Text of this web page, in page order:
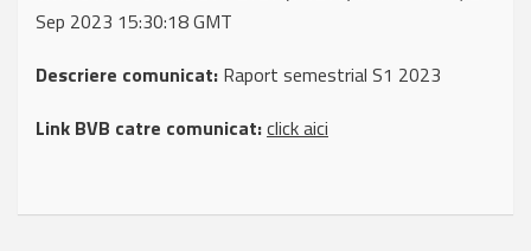
Sep 2023 15:30:18 GMT
Descriere comunicat: Raport semestrial S1 2023
Link BVB catre comunicat:click aici